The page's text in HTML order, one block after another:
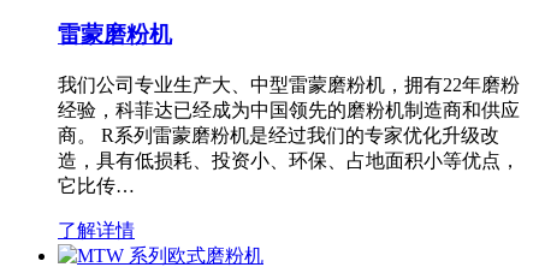
雷蒙磨粉机
我们公司专业生产大、中型雷蒙磨粉机，拥有22年磨粉
经验，科菲达已经成为中国领先的磨粉机制造商和供应
商。 R系列雷蒙磨粉机是经过我们的专家优化升级改
造，具有低损耗、投资小、环保、占地面积小等优点，
它比传…
了解详情